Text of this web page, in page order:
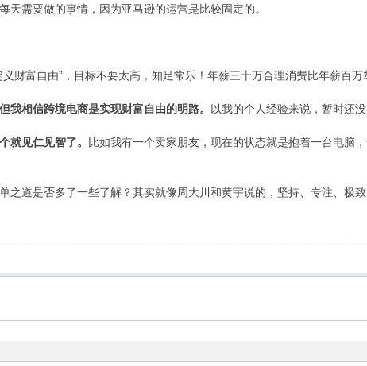
天需要做的事情，因为亚马逊的运营是比较固定的。
义财富自由”，目标不要太高，知足常乐！年薪三十万合理消费比年薪百万
我相信跨境电商是实现财富自由的明路。 以我的个人经验来说，暂时还
就见仁见智了。
比如我有一个卖家朋友，现在的状态就是抱着一台电脑
之道是否多了一些了解？其实就像周大川和黄宇说的，坚持、专注、极